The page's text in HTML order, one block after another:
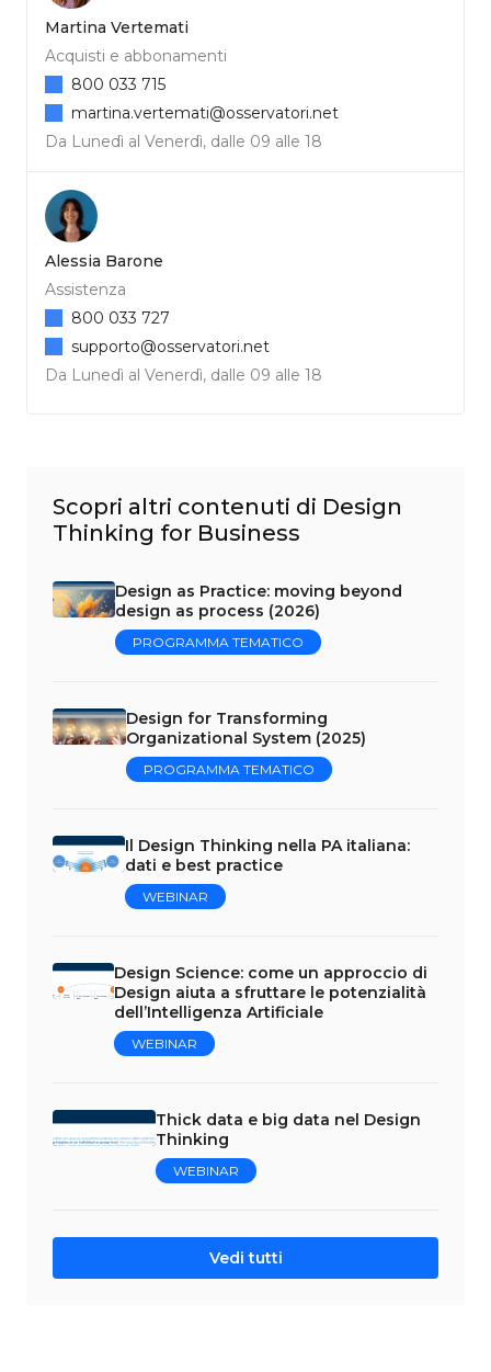
Martina Vertemati
Acquisti e abbonamenti
Da Lunedì al Venerdì, dalle 09 alle 18
800 033 715
martina.vertemati@osservatori.net
Alessia Barone
Assistenza
Da Lunedì al Venerdì, dalle 09 alle 18
800 033 727
supporto@osservatori.net
Scopri altri contenuti di Design
Thinking for Business
Design as Practice: moving beyond
design as process (2026)
PROGRAMMA TEMATICO
Design for Transforming
Organizational System (2025)
PROGRAMMA TEMATICO
Il Design Thinking nella PA italiana:
dati e best practice
WEBINAR
Design Science: come un approccio di
Design aiuta a sfruttare le potenzialità
dell’Intelligenza Artificiale
WEBINAR
Thick data e big data nel Design
Thinking
WEBINAR
Vedi tutti